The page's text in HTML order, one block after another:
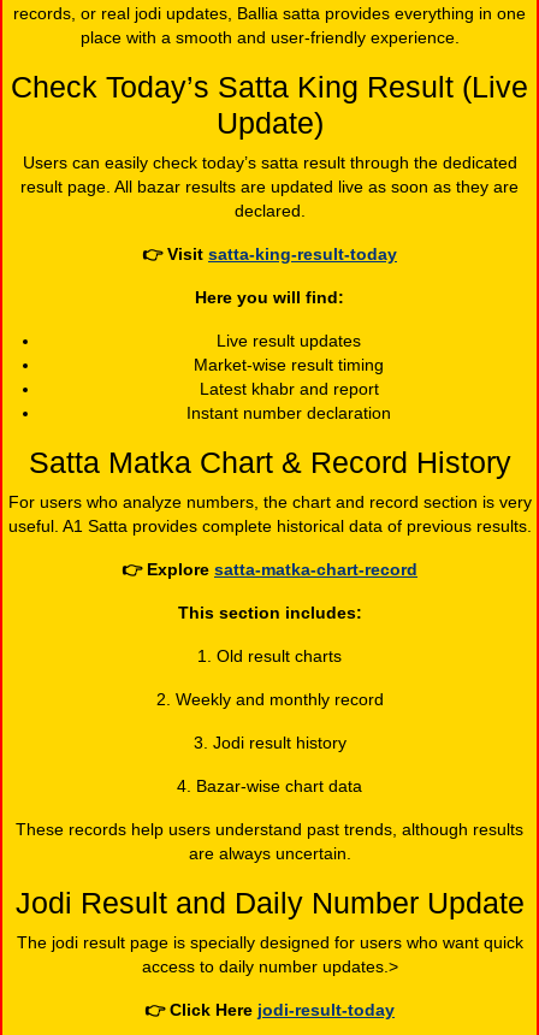
records, or real jodi updates, Ballia satta provides everything in one
place with a smooth and user-friendly experience.
Check Today’s Satta King Result (Live
Update)
Users can easily check today’s satta result through the dedicated
result page. All bazar results are updated live as soon as they are
declared.
👉Visit satta-king-result-today
Here you will find:
Live result updates
Market-wise result timing
Latest khabr and report
Instant number declaration
Satta Matka Chart & Record History
For users who analyze numbers, the chart and record section is very
useful. A1 Satta provides complete historical data of previous results.
👉 Explore satta-matka-chart-record
This section includes:
1. Old result charts
2. Weekly and monthly record
3. Jodi result history
4. Bazar-wise chart data
These records help users understand past trends, although results
are always uncertain.
Jodi Result and Daily Number Update
The jodi result page is specially designed for users who want quick
access to daily number updates.>
👉Click Here jodi-result-today